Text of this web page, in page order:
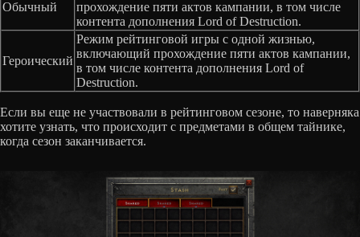
Обычный
прохождение пяти актов кампании, в том числе
контента дополнения Lord of Destruction.
Героический
Режим рейтинговой игры с одной жизнью,
включающий прохождение пяти актов кампании,
в том числе контента дополнения Lord of
Destruction.
Если вы еще не участвовали в рейтинговом сезоне, то наверняка
хотите узнать, что происходит с предметами в общем тайнике,
когда сезон заканчивается.